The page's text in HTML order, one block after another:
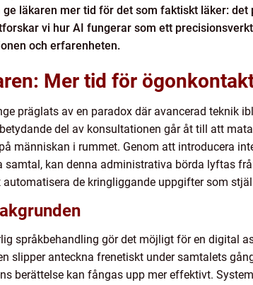
läkaren mer tid för det som faktiskt läker:
vi hur AI fungerar som ett
och erfarenheten.
Mer tid för
präglats av en paradox där avancerad teknik
del av konsultationen går åt till att
människan i rummet. Genom att introducera
kan denna administrativa börda lyftas
de kringliggande uppgifter som
språkbehandling gör det möjligt för en digital
slipper anteckna frenetiskt under samtalets
berättelse kan fångas upp mer effektivt.